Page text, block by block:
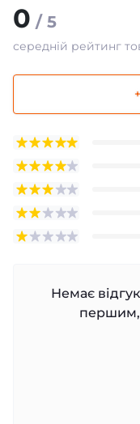
0 / 5
середній рейтинг
Немає
першим,